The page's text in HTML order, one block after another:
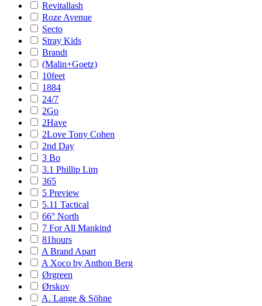
Revitallash
Roze Avenue
Secto
Stray Kids
Brandt
(Malin+Goetz)
10feet
1884
24/7
2Go
2Have
2Love Tony Cohen
2nd Day
3 Bo
3.1 Phillip Lim
365
5 Preview
5.11 Tactical
66° North
7 For All Mankind
81hours
A Brand Apart
A Xoco by Anthon Berg
Ørgreen
Ørskov
A. Lange & Söhne